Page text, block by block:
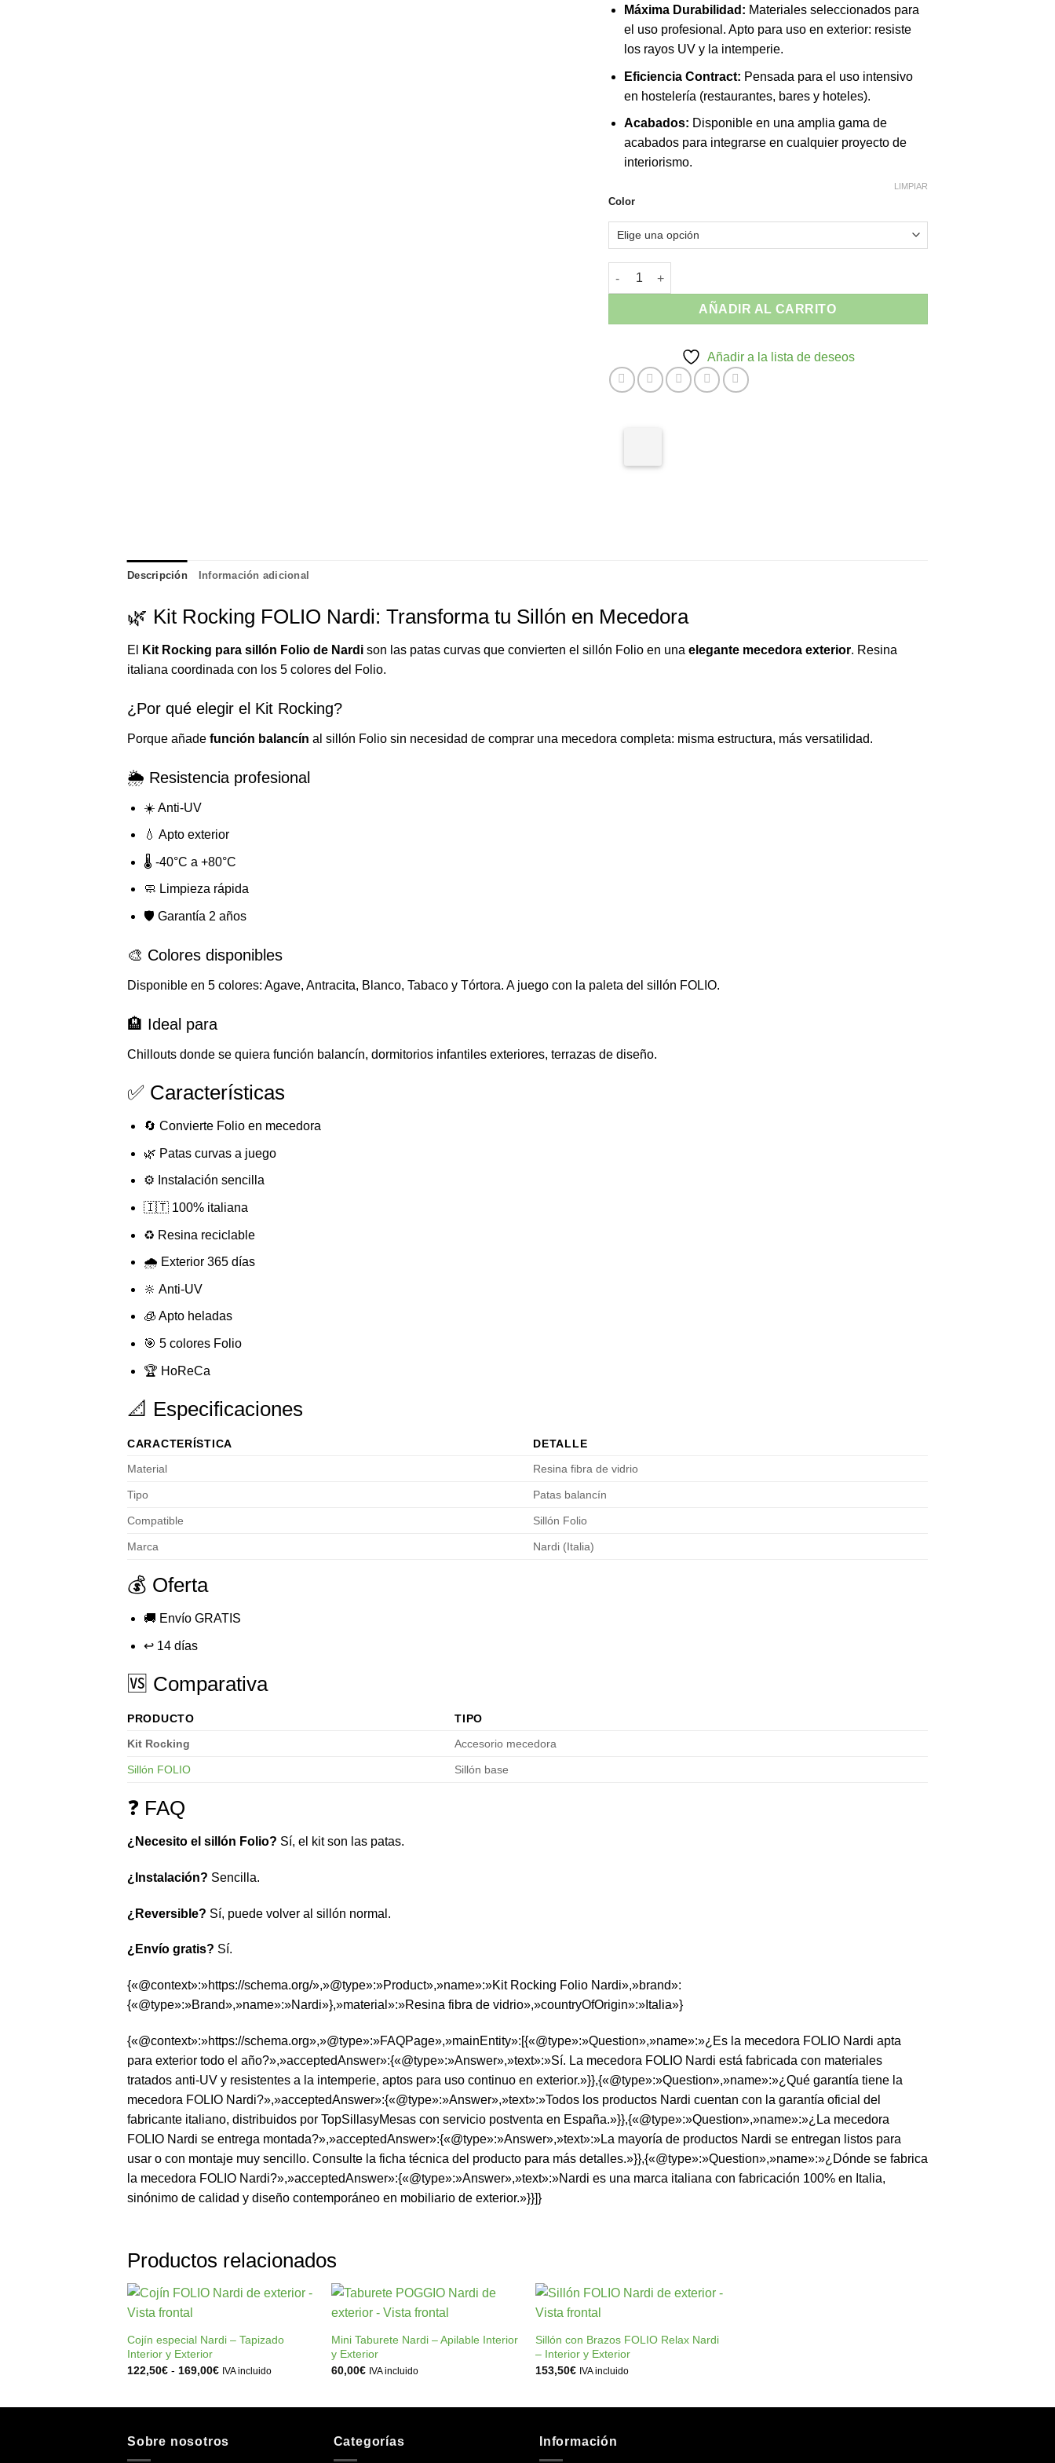
Máxima Durabilidad: Materiales seleccionados para
el uso profesional. Apto para uso en exterior: resiste
los rayos UV y la intemperie.
Eficiencia Contract: Pensada para el uso intensivo
en hostelería (restaurantes, bares y hoteles).
Acabados: Disponible en una amplia gama de
acabados para integrarse en cualquier proyecto de
interiorismo.
Color
LIMPIAR
Kit Rocking FOLIO Nardi Mecedora - Interior y Exterior cantidad
AÑADIR AL CARRITO
Añadir a la lista de deseos
Descripción Información adicional
🌿 Kit Rocking FOLIO Nardi: Transforma tu Sillón en Mecedora
El Kit Rocking para sillón Folio de Nardi son las patas curvas que convierten el sillón Folio en una elegante mecedora exterior. Resina
italiana coordinada con los 5 colores del Folio.
¿Por qué elegir el Kit Rocking?
Porque añade función balancín al sillón Folio sin necesidad de comprar una mecedora completa: misma estructura, más versatilidad.
🌦️ Resistencia profesional
☀️ Anti-UV
💧 Apto exterior
🌡️ -40°C a +80°C
🧼 Limpieza rápida
🛡️ Garantía 2 años
🎨 Colores disponibles
Disponible en 5 colores: Agave, Antracita, Blanco, Tabaco y Tórtora. A juego con la paleta del sillón FOLIO.
🏨 Ideal para
Chillouts donde se quiera función balancín, dormitorios infantiles exteriores, terrazas de diseño.
✅ Características
🔄 Convierte Folio en mecedora
🌿 Patas curvas a juego
⚙️ Instalación sencilla
🇮🇹 100% italiana
♻️ Resina reciclable
🌧️ Exterior 365 días
🔆 Anti-UV
🧊 Apto heladas
🎯 5 colores Folio
🏆 HoReCa
📐 Especificaciones
CARACTERÍSTICA
DETALLE
Material
Resina fibra de vidrio
Tipo Patas balancín
Compatible Sillón Folio
Marca Nardi (Italia)
💰 Oferta
🚚 Envío GRATIS
↩️ 14 días
🆚 Comparativa
PRODUCTO
TIPO
Kit Rocking
Accesorio mecedora
Sillón FOLIO Sillón base
❓ FAQ
¿Necesito el sillón Folio? Sí, el kit son las patas.
¿Instalación? Sencilla.
¿Reversible? Sí, puede volver al sillón normal.
¿Envío gratis? Sí.
{«@context»:»https://schema.org/»,»@type»:»Product»,»name»:»Kit Rocking Folio Nardi»,»brand»:
{«@type»:»Brand»,»name»:»Nardi»},»material»:»Resina fibra de vidrio»,»countryOfOrigin»:»Italia»}
{«@context»:»https://schema.org»,»@type»:»FAQPage»,»mainEntity»:[{«@type»:»Question»,»name»:»¿Es la mecedora FOLIO Nardi apta
para exterior todo el año?»,»acceptedAnswer»:{«@type»:»Answer»,»text»:»Sí. La mecedora FOLIO Nardi está fabricada con materiales
tratados anti-UV y resistentes a la intemperie, aptos para uso continuo en exterior.»}},{«@type»:»Question»,»name»:»¿Qué garantía tiene la
mecedora FOLIO Nardi?»,»acceptedAnswer»:{«@type»:»Answer»,»text»:»Todos los productos Nardi cuentan con la garantía oficial del
fabricante italiano, distribuidos por TopSillasyMesas con servicio postventa en España.»}},{«@type»:»Question»,»name»:»¿La mecedora
FOLIO Nardi se entrega montada?»,»acceptedAnswer»:{«@type»:»Answer»,»text»:»La mayoría de productos Nardi se entregan listos para
usar o con montaje muy sencillo. Consulte la ficha técnica del producto para más detalles.»}},{«@type»:»Question»,»name»:»¿Dónde se fabrica
la mecedora FOLIO Nardi?»,»acceptedAnswer»:{«@type»:»Answer»,»text»:»Nardi es una marca italiana con fabricación 100% en Italia,
sinónimo de calidad y diseño contemporáneo en mobiliario de exterior.»}}]}
Productos relacionados
a la
+
Cojín especial Nardi – Tapizado
Interior y Exterior
122,50€ - 169,00€Rango
IVA incluido
a la
Mini Taburete Nardi – Apilable Interior
y Exterior
60,00€ IVA incluido
a la
+
Sillón con Brazos FOLIO Relax Nardi
– Interior y Exterior
153,50€ IVA incluido
Sobre nosotros Categorías Información